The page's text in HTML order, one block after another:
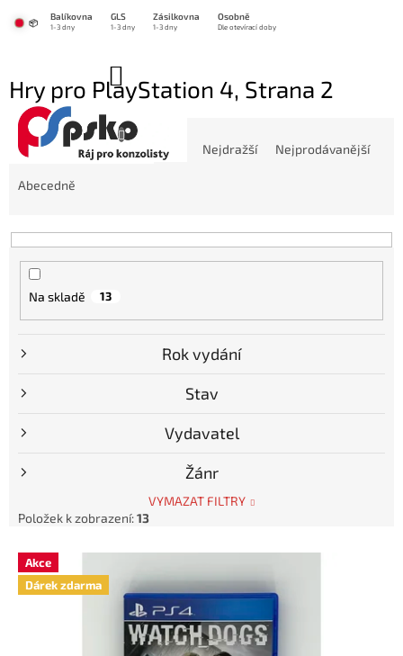
📦
Balíkovna GLS Zásilkovna Osobně
1-3 dny 1-3 dny 1-3 dny Dle otevírací doby
KOŠÍK
Hry pro PlayStation 4, Strana 2
Ř
p
Doporučujeme Nejlevnější Nejdražší Nejprodávanější
Abecedně
Na skladě 13
Rok vydání
Stav
Vydavatel
Žánr
VYMAZAT FILTRY
Položek k zobrazení:13
V
p
Akce
Dárek zdarma